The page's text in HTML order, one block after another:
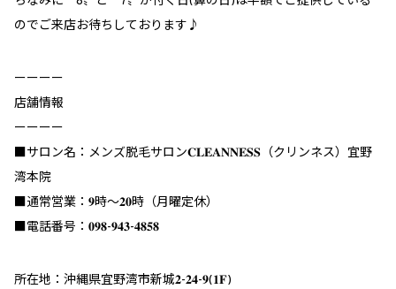
のでご来店お待ちしております♪
ーーーー
店舗情報
ーーーー
■サロン名：メンズ脱毛サロン𝐂𝐋𝐄𝐀𝐍𝐍𝐄𝐒𝐒（クリンネス）宜野
湾本院
■通常営業：𝟗時～𝟐𝟎時（月曜定休）
■電話番号：𝟎𝟗𝟖-𝟗𝟒𝟑-𝟒𝟖𝟓𝟖
所在地：沖縄県宜野湾市新城𝟐-𝟐𝟒-𝟗(𝟏𝐅)